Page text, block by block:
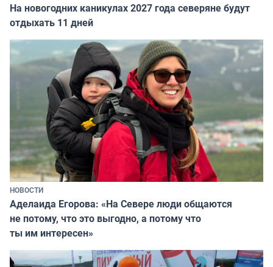
На новогодних каникулах 2027 года северяне будут
отдыхать 11 дней
НОВОСТИ
Аделаида Егорова: «На Севере люди общаются
не потому, что это выгодно, а потому что
ты им интересен»